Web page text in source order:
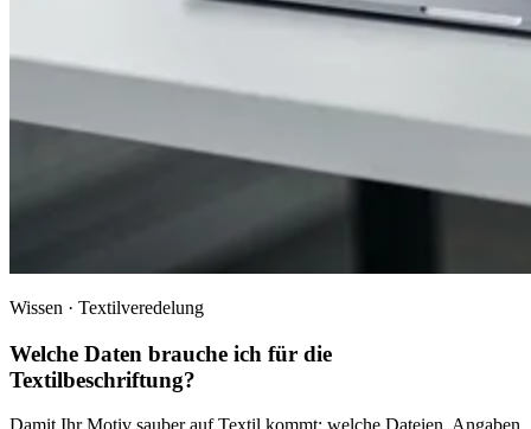
Wissen · Textilveredelung
Welche Daten brauche ich für die
Textilbeschriftung?